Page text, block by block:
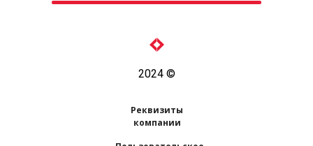
Смотреть все работы
2024 ©
Реквизиты
компании